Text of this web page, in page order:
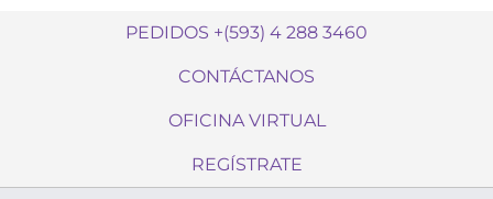
PEDIDOS +(593) 4 288 3460
CONTÁCTANOS
OFICINA VIRTUAL
REGÍSTRATE